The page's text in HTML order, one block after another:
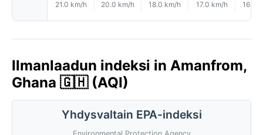
21.0 km/h 20.0 km/h 18.0 km/h 17.0 km/h 16.0
Ilmanlaadun indeksi in Amanfrom,
Ghana 🇬🇭 (AQI)
Yhdysvaltain EPA-indeksi